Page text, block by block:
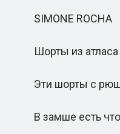
SIMONE ROCHA
Шорты из
Эти шорты с
В замше есть